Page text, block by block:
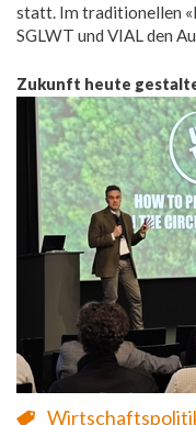
statt. Im traditionellen
SGLWT und VIAL den
Zukunft heute